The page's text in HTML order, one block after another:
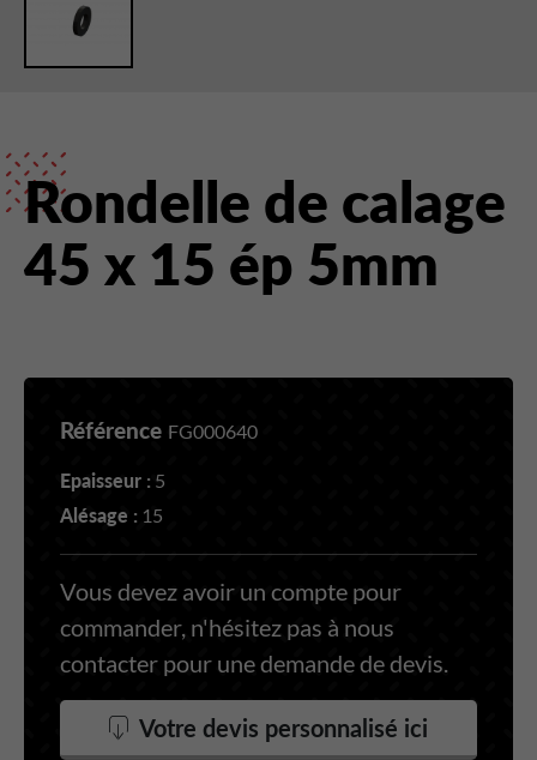
Rondelle de calage
45 x 15 ép 5mm
Référence FG000640
Epaisseur : 5
Alésage : 15
Vous devez avoir un compte pour
commander, n'hésitez pas à nous
contacter pour une demande de devis.
Votre devis personnalisé ici